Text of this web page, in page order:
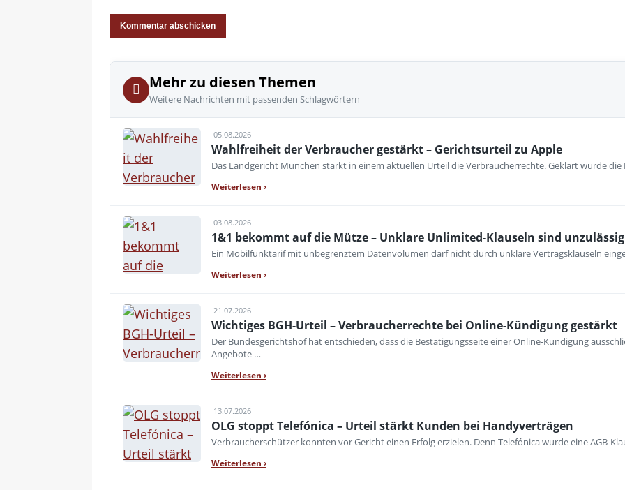
Mehr zu diesen Themen
Weitere Nachrichten mit passenden Schlagwörtern
05.08.2026
Wahlfreiheit der Verbraucher gestärkt – Gerichtsurteil zu Apple
Das Landgericht München stärkt in einem aktuellen Urteil die Verbraucherrechte. Geklärt wurde die
Weiterlesen ›
03.08.2026
1&1 bekommt auf die Mütze – Unklare Unlimited-Klauseln sind unzulässig
Ein Mobilfunktarif mit unbegrenztem Datenvolumen darf nicht durch unklare Vertragsklauseln
Weiterlesen ›
21.07.2026
Wichtiges BGH-Urteil – Verbraucherrechte bei Online-Kündigung gestärkt
Der Bundesgerichtshof hat entschieden, dass die Bestätigungsseite einer Online-Kündigung
Angebote …
Weiterlesen ›
13.07.2026
OLG stoppt Telefónica – Urteil stärkt Kunden bei Handyverträgen
Verbraucherschützer konnten vor Gericht einen Erfolg erzielen. Denn Telefónica wurde eine AGB-
Weiterlesen ›